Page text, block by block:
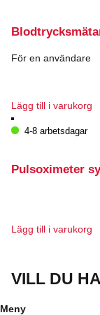
För en användare
Lägg till i varukorg
4-8 arbetsdagar
Pulsoximeter
Lägg till i varukorg
VILL DU
Meny